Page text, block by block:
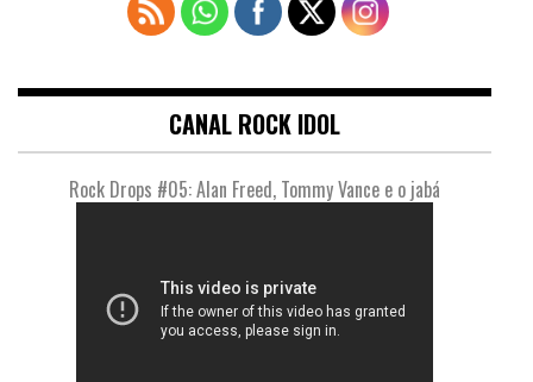
CANAL ROCK IDOL
Rock Drops #05: Alan Freed, Tommy Vance e o jabá